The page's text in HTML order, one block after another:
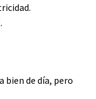
bien de día, pero